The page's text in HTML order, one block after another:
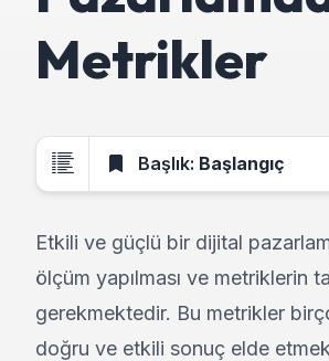
Metrikler
Başlık: Başlangıç
Etkili ve güçlü bir dijital
ölçüm yapılması ve metriklerin
gerekmektedir. Bu metrikler
doğru ve etkili sonuç elde